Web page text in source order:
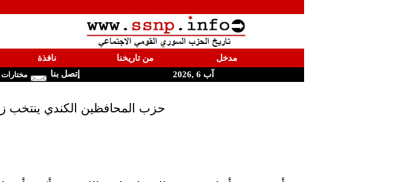
مدخل من تاريخنا نافذة
آب 6 ,2026
إتصل بنا
حزب المحافظين الكندي ينتخب